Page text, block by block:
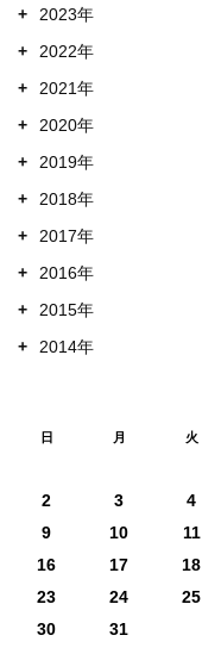
+
2023年
+
2022年
+
2021年
+
2020年
+
2019年
+
2018年
+
2017年
+
2016年
+
2015年
+
2014年
日 月 火
2
3 4
9
10 11
16
17 18
23
24 25
30
31